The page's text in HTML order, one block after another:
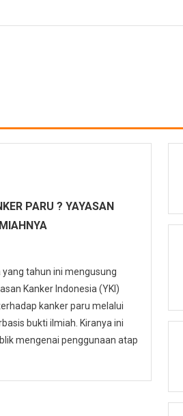
PARU ? YAYASAN
tahun ini mengusung
Kanker Indonesia (YKI)
kanker paru melalui
bukti ilmiah. Kiranya ini
mengenai penggunaan atap